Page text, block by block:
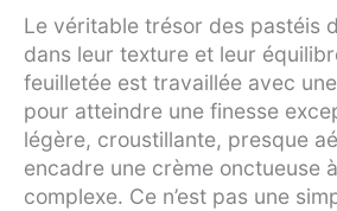
Le véritable trésor des pastéis
dans leur texture et leur
feuilletée est travaillée avec
pour atteindre une finesse
légère, croustillante, presque
encadre une crème onctueuse
complexe. Ce n’est pas une